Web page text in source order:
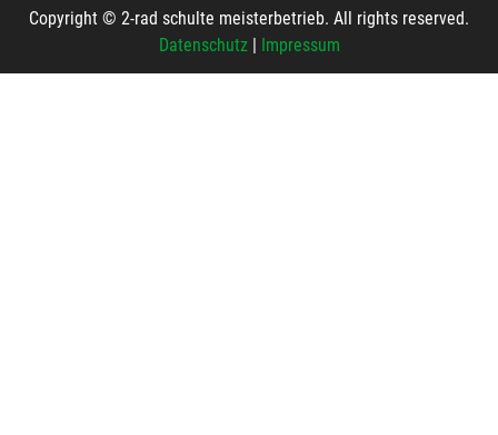
Copyright © 2-rad schulte meisterbetrieb. All rights reserved.
Datenschutz| Impressum